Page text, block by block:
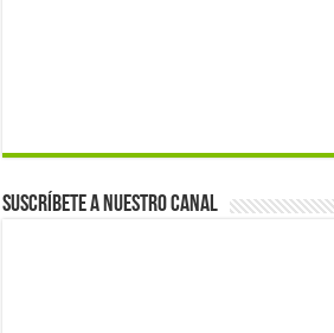
Suscríbete a nuestro canal